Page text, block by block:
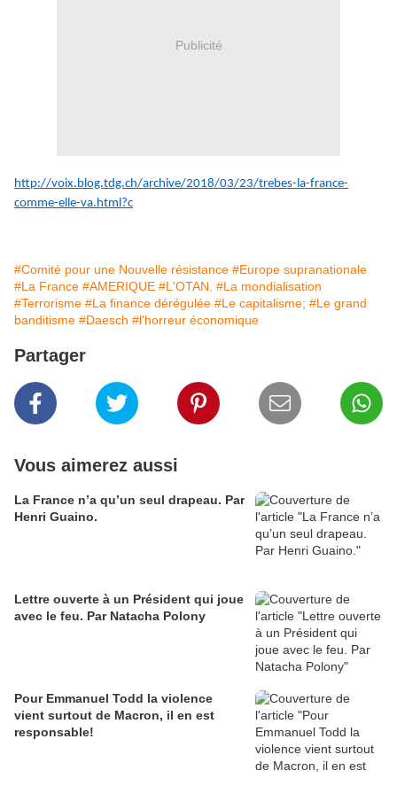
Publicité
http://voix.blog.tdg.ch/archive/2018/03/23/trebes-la-france-
comme-elle-va.html?c
#Comité pour une Nouvelle résistance #Europe supranationale
#La France #AMERIQUE #L'OTAN. #La mondialisation
#Terrorisme #La finance dérégulée #Le capitalisme; #Le grand
banditisme #Daesch #l'horreur économique
Partager
Vous aimerez aussi
La France n’a qu’un seul drapeau. Par
Henri Guaino.
Lettre ouverte à un Président qui joue
avec le feu. Par Natacha Polony
Pour Emmanuel Todd la violence
vient surtout de Macron, il en est
responsable!